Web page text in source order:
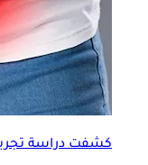
كشفت دراسة